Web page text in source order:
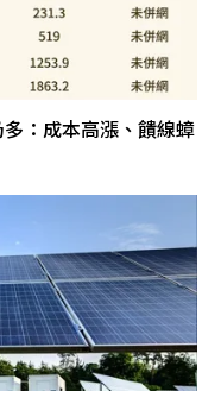
：成本高漲、饋線蟑